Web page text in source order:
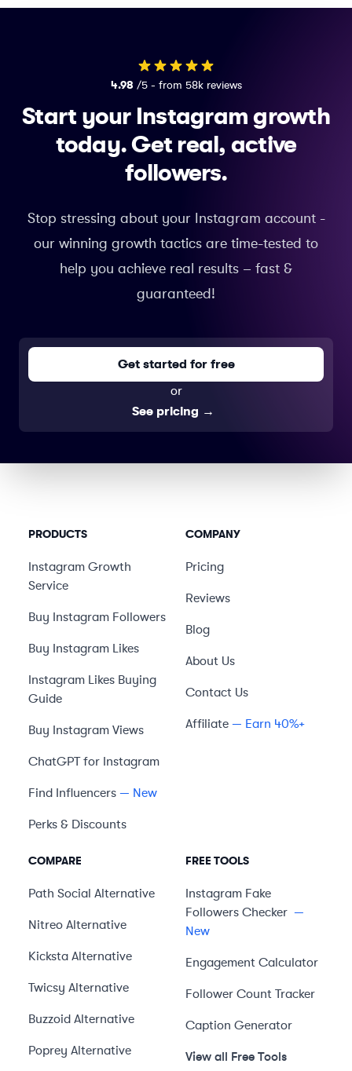
4.98 /5 - from 58k reviews
Start your Instagram growth
today.Get real, active
followers.
Stop stressing about your Instagram account -
our winning growth tactics are time-tested to
help you achieve real results – fast &
guaranteed!
Get started for free
or
See pricing →
PRODUCTS
Instagram Growth
Service
Buy Instagram Followers
Buy Instagram Likes
Instagram Likes Buying
Guide
Buy Instagram Views
ChatGPT for Instagram
Find Influencers — New
Perks & Discounts
COMPANY
Pricing
Reviews
Blog
About Us
Contact Us
Affiliate — Earn 40%+
COMPARE
Path Social Alternative
Nitreo Alternative
Kicksta Alternative
Twicsy Alternative
Buzzoid Alternative
Poprey Alternative
FREE TOOLS
Instagram Fake
Followers Checker —
New
Engagement Calculator
Follower Count Tracker
Caption Generator
View all Free Tools